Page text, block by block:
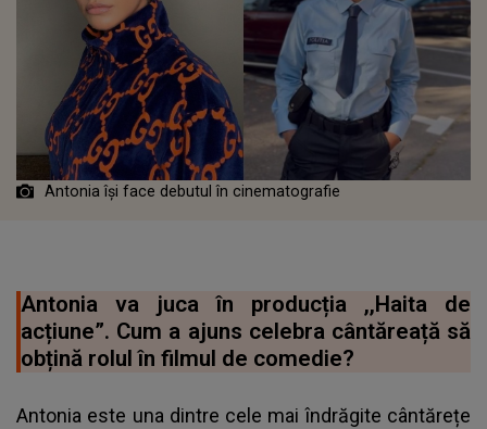
Antonia își face debutul în cinematografie
Antonia va juca în producția ,,Haita de
acțiune”. Cum a ajuns celebra cântăreață să
obțină rolul în filmul de comedie?
Antonia este una dintre cele mai îndrăgite cântărețe